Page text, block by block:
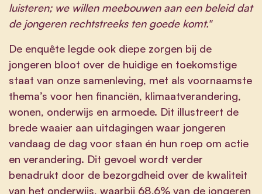
luisteren; we willen meebouwen aan een beleid dat
de jongeren rechtstreeks ten goede komt."
De enquête legde ook diepe zorgen bij de
jongeren bloot over de huidige en toekomstige
staat van onze samenleving, met als voornaamste
thema’s voor hen financiën, klimaatverandering,
wonen, onderwijs en armoede. Dit illustreert de
brede waaier aan uitdagingen waar jongeren
vandaag de dag voor staan én hun roep om actie
en verandering. Dit gevoel wordt verder
benadrukt door de bezorgdheid over de kwaliteit
van het onderwijs, waarbij 68,6% van de jongeren